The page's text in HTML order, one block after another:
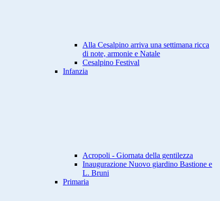
Alla Cesalpino arriva una settimana ricca
di note, armonie e Natale
Cesalpino Festival
Infanzia
Acropoli - Giornata della gentilezza
Inaugurazione Nuovo giardino Bastione e
L. Bruni
Primaria